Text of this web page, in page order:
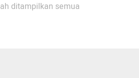
ditampilkan semua